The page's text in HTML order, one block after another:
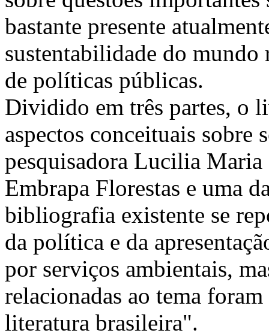
bastante presente
sustentabilidade do
de políticas públicas.
Dividido em três partes, o
aspectos conceituais sobre
pesquisadora Lucilia Maria
Embrapa Florestas e uma
bibliografia existente se
da política e da
por serviços ambientais,
relacionadas ao tema
literatura brasileira".